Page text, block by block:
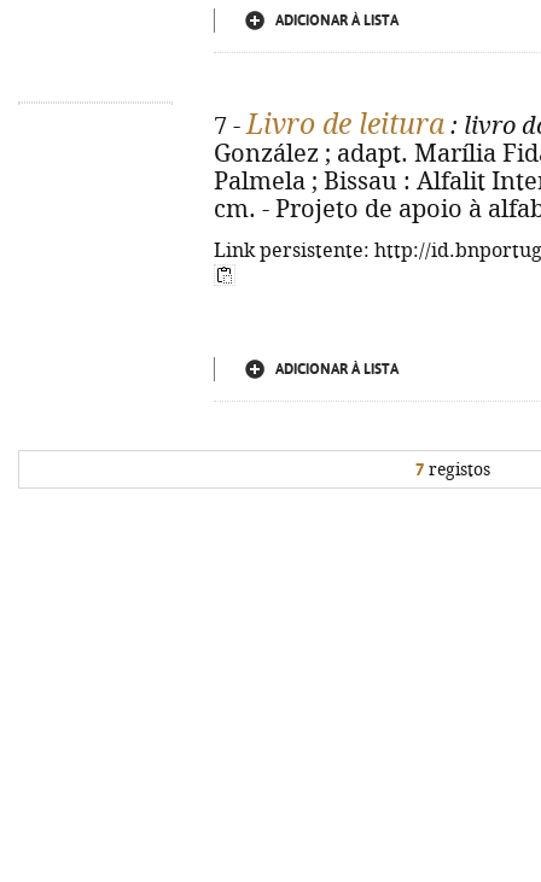
ADICIONAR À LISTA
7 -Livro de leitura : livro
González ; adapt. Marília
Palmela ; Bissau : Alfalit
cm. - Projeto de apoio à
Link persistente: http://
ADICIONAR À LISTA
7 registos